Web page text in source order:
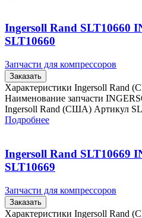
Ingersoll Rand SLT10660
SLT10660
Запчасти для компрессоров
Заказать
Характеристики Ingersoll Rand
Наименование запчасти
Ingersoll Rand (США) Артикул
Подробнее
Ingersoll Rand SLT10669
SLT10669
Запчасти для компрессоров
Заказать
Характеристики Ingersoll Rand